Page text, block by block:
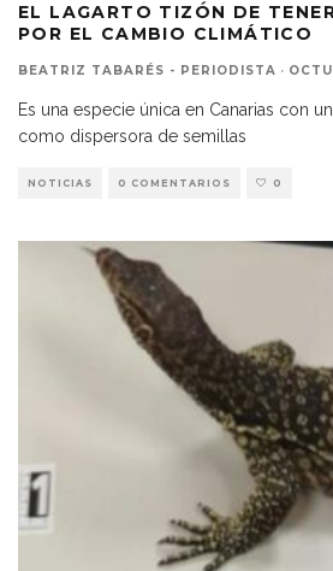
EL LAGARTO TIZÓN DE
POR EL CAMBIO CLIMÁTICO
BEATRIZ TABARÉS - PERIODISTA ·
Es una especie única en Canarias con
como dispersora de semillas
NOTICIAS 0 COMENTARIOS 0